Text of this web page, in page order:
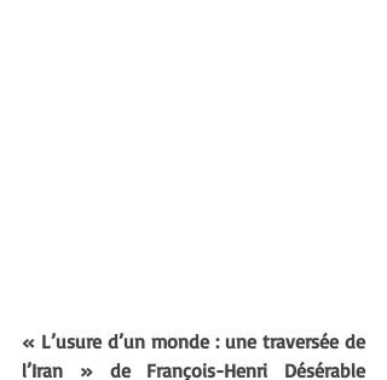
« L’usure d’un monde : une traversée de
l’Iran » de François-Henri Désérable